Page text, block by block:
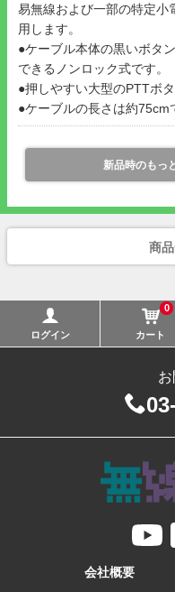
易無線および一部の特定小
用します。
●ケーブル本体の黒いボタ
できるノンロック式です。
●押しやすい大型のPTTボ
●ケーブルの長さは約75cm
新品時のもっ
商
ログイン
0
カート
会社概要